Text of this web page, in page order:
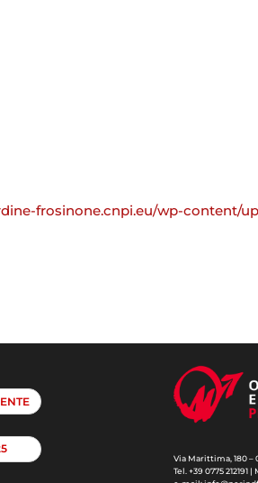
frosinone.cnpi.eu/wp-content/
Via Marittima, 180 –
Tel. +39 0775 212191